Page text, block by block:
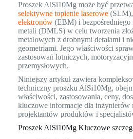
Proszek AlSi10Mg może być
selektywne topienie laserowe(SLM),
elektronów(EBM) i bezpośredniego
metali (DMLS) w celu tworzenia
metalowych z drobnymi detalami i
geometriami. Jego właściwości
zastosowań lotniczych,
przemysłowych.
Niniejszy artykuł zawiera
techniczny proszku AlSi10Mg,
właściwości, zastosowania, ceny,
kluczowe informacje dla inżynierów
projektantów produktów i
Proszek AlSi10Mg Kluczowe